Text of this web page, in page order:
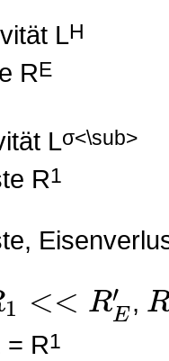
LH
RE
Lσ<\sub>
R1
1 << R′
E,
= R1